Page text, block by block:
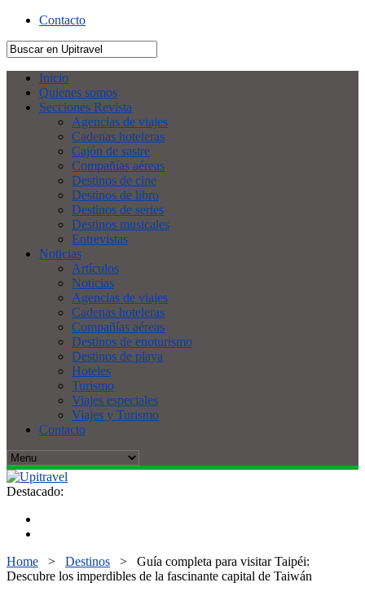
Contacto
Inicio
Quienes somos
Secciones Revista
Agencias de viajes
Cadenas hoteleras
Cajón de sastre
Compañías aéreas
Destinos de cine
Destinos de libro
Destinos de series
Destinos musicales
Entrevistas
Noticias
Artículos
Noticias
Agencias de viajes
Cadenas hoteleras
Compañías aéreas
Destinos de enoturismo
Destinos de playa
Hoteles
Turismo
Viajes especiales
Viajes y Turismo
Contacto
Destacado:
Home > Destinos > Guía completa para visitar Taipéi:
Descubre los imperdibles de la fascinante capital de Taiwán